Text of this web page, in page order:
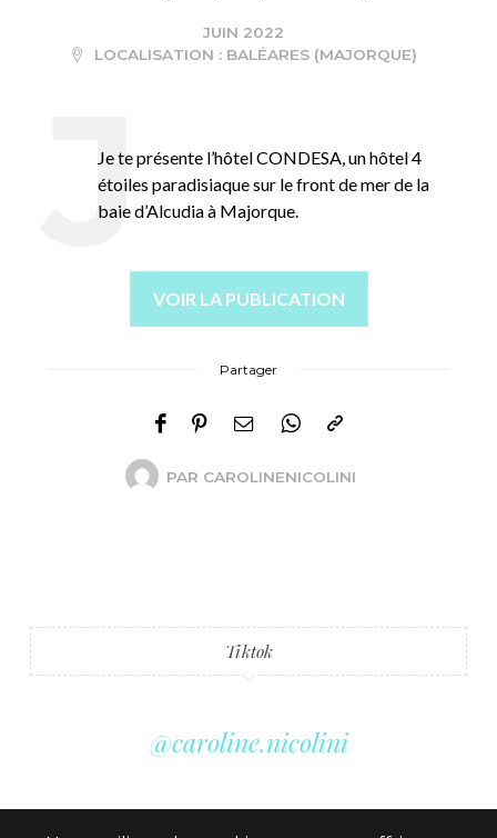
JUIN 2022
LOCALISATION : BALÉARES (MAJORQUE)
Je te présente l’hôtel CONDESA, un hôtel 4
étoiles paradisiaque sur le front de mer de la
baie d’Alcudia à Majorque.
VOIR LA PUBLICATION
Partager
PAR CAROLINENICOLINI
Tiktok
@caroline.nicolini